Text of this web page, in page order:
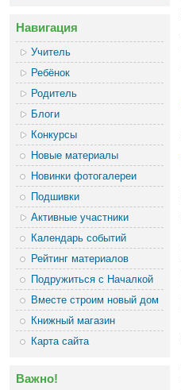
Навигация
Учитель
Ребёнок
Родитель
Блоги
Конкурсы
Новые материалы
Новинки фотогалереи
Подшивки
Активные участники
Календарь событий
Рейтинг материалов
Подружиться с Началкой
Вместе строим новый дом
Книжный магазин
Карта сайта
Важно!